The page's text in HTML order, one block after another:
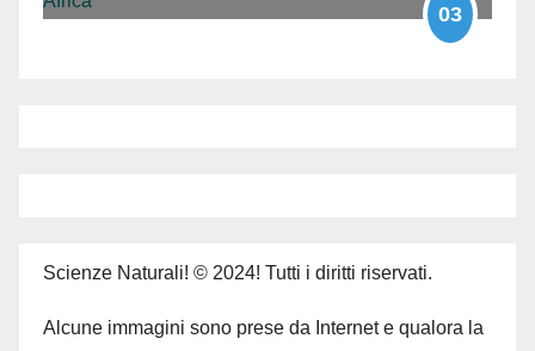
03
Scienze Naturali! © 2024! Tutti i diritti riservati.
Alcune immagini sono prese da Internet e qualora la